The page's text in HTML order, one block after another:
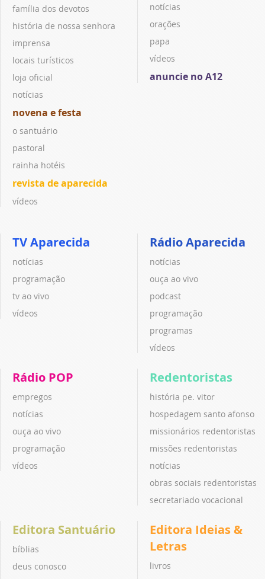
família dos devotos
história de nossa senhora
imprensa
locais turísticos
loja oficial
notícias
novena e festa
o santuário
pastoral
rainha hotéis
revista de aparecida
vídeos
notícias
orações
papa
vídeos
anuncie no A12
TV Aparecida
notícias
programação
tv ao vivo
vídeos
Rádio Aparecida
notícias
ouça ao vivo
podcast
programação
programas
vídeos
Rádio POP
empregos
notícias
ouça ao vivo
programação
vídeos
Redentoristas
história pe. vitor
hospedagem santo afonso
missionários redentoristas
missões redentoristas
notícias
obras sociais redentoristas
secretariado vocacional
Editora Santuário
bíblias
deus conosco
Editora Ideias &
Letras
livros